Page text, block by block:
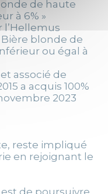
de haute
à 6% »
l’Hellemus
blonde de
ou égal à
associé de
a acquis 100%
2023
reste impliqué
en rejoignant le
est de poursuivre